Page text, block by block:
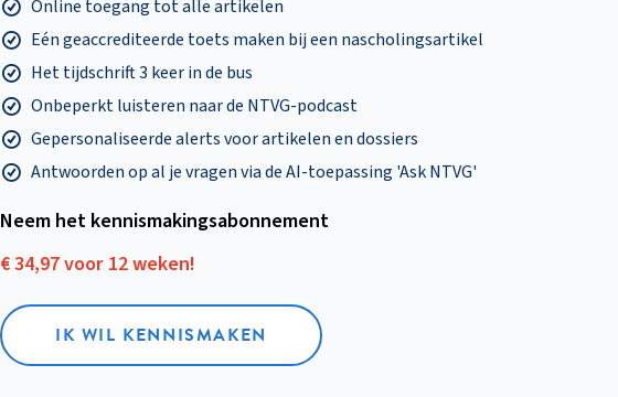
Online toegang tot alle artikelen
Eén geaccrediteerde toets maken bij een nascholingsartikel
Het tijdschrift 3 keer in de bus
Onbeperkt luisteren naar de NTVG-podcast
Gepersonaliseerde alerts voor artikelen en dossiers
Antwoorden op al je vragen via de AI-toepassing 'Ask NTVG'
Neem het kennismakings­abonnement
€ 34,97 voor 12 weken!
IK WIL KENNISMAKEN